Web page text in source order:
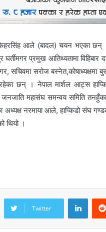
आले (बादल) चयन भएका छन्
घर्तीमगर प्रमुख आतिथ्यतामा
सचिवमा सरोज
छन् । नेपाल मार्शल आट्स
महासंघ समन्वय समिति
अध्यक्ष नरमाया आले, हाप्किडो संघ
थियो ।
Twitter
LinkedIn